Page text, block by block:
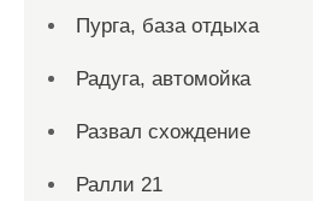
Пурга, база отдыха
Радуга, автомойка
Развал схождение
Ралли 21